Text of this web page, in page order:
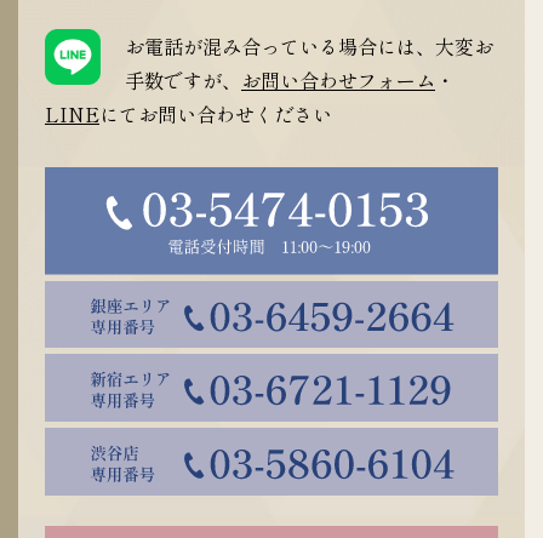
お電話が混み合っている場合には、大変お
手数ですが、 お問い合わせフォーム ・
LINEにてお問い合わせください